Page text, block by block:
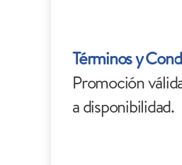
Términos y
Promoción
a disponibilidad.